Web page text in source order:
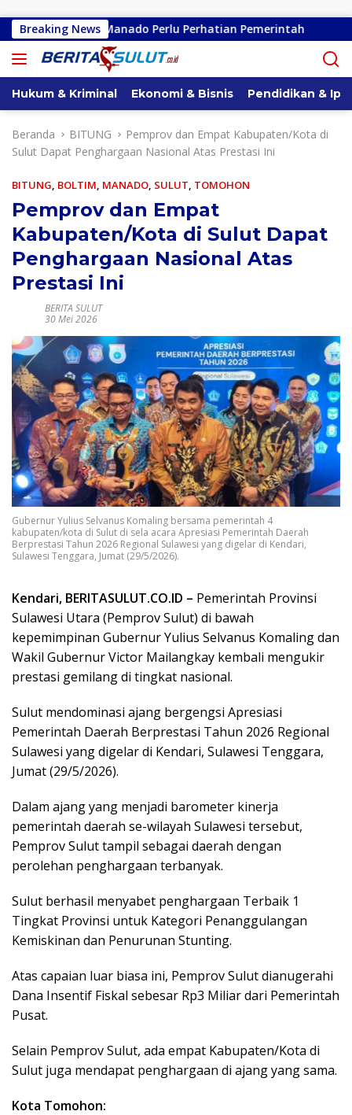
Breaking News
Manado Perlu Perhatian Pemerintah Remly
Hukum & Kriminal Ekonomi & Bisnis Pendidikan &
Beranda BITUNG
Pemprov dan Empat Kabupaten/Kota di
Sulut Dapat Penghargaan Nasional Atas Prestasi Ini
BITUNG, BOLTIM, MANADO, SULUT, TOMOHON
Pemprov dan Empat
Kabupaten/Kota di Sulut Dapat
Penghargaan Nasional Atas
Prestasi Ini
BERITA SULUT
30 Mei 2026
Gubernur Yulius Selvanus Komaling bersama pemerintah 4
kabupaten/kota di Sulut di sela acara Apresiasi Pemerintah Daerah
Berprestasi Tahun 2026 Regional Sulawesi yang digelar di Kendari,
Sulawesi Tenggara, Jumat (29/5/2026).
Kendari, BERITASULUT.CO.ID – Pemerintah Provinsi
Sulawesi Utara (Pemprov Sulut) di bawah
kepemimpinan Gubernur Yulius Selvanus Komaling dan
Wakil Gubernur Victor Mailangkay kembali mengukir
prestasi gemilang di tingkat nasional.
Sulut mendominasi ajang bergengsi Apresiasi
Pemerintah Daerah Berprestasi Tahun 2026 Regional
Sulawesi yang digelar di Kendari, Sulawesi Tenggara,
Jumat (29/5/2026).
Dalam ajang yang menjadi barometer kinerja
pemerintah daerah se-wilayah Sulawesi tersebut,
Pemprov Sulut tampil sebagai daerah dengan
perolehan penghargaan terbanyak.
Sulut berhasil menyabet penghargaan Terbaik 1
Tingkat Provinsi untuk Kategori Penanggulangan
Kemiskinan dan Penurunan Stunting.
Atas capaian luar biasa ini, Pemprov Sulut dianugerahi
Dana Insentif Fiskal sebesar Rp3 Miliar dari Pemerintah
Pusat.
Selain Pemprov Sulut, ada empat Kabupaten/Kota di
Sulut juga mendapat penghargaan di ajang yang sama.
Kota Tomohon: